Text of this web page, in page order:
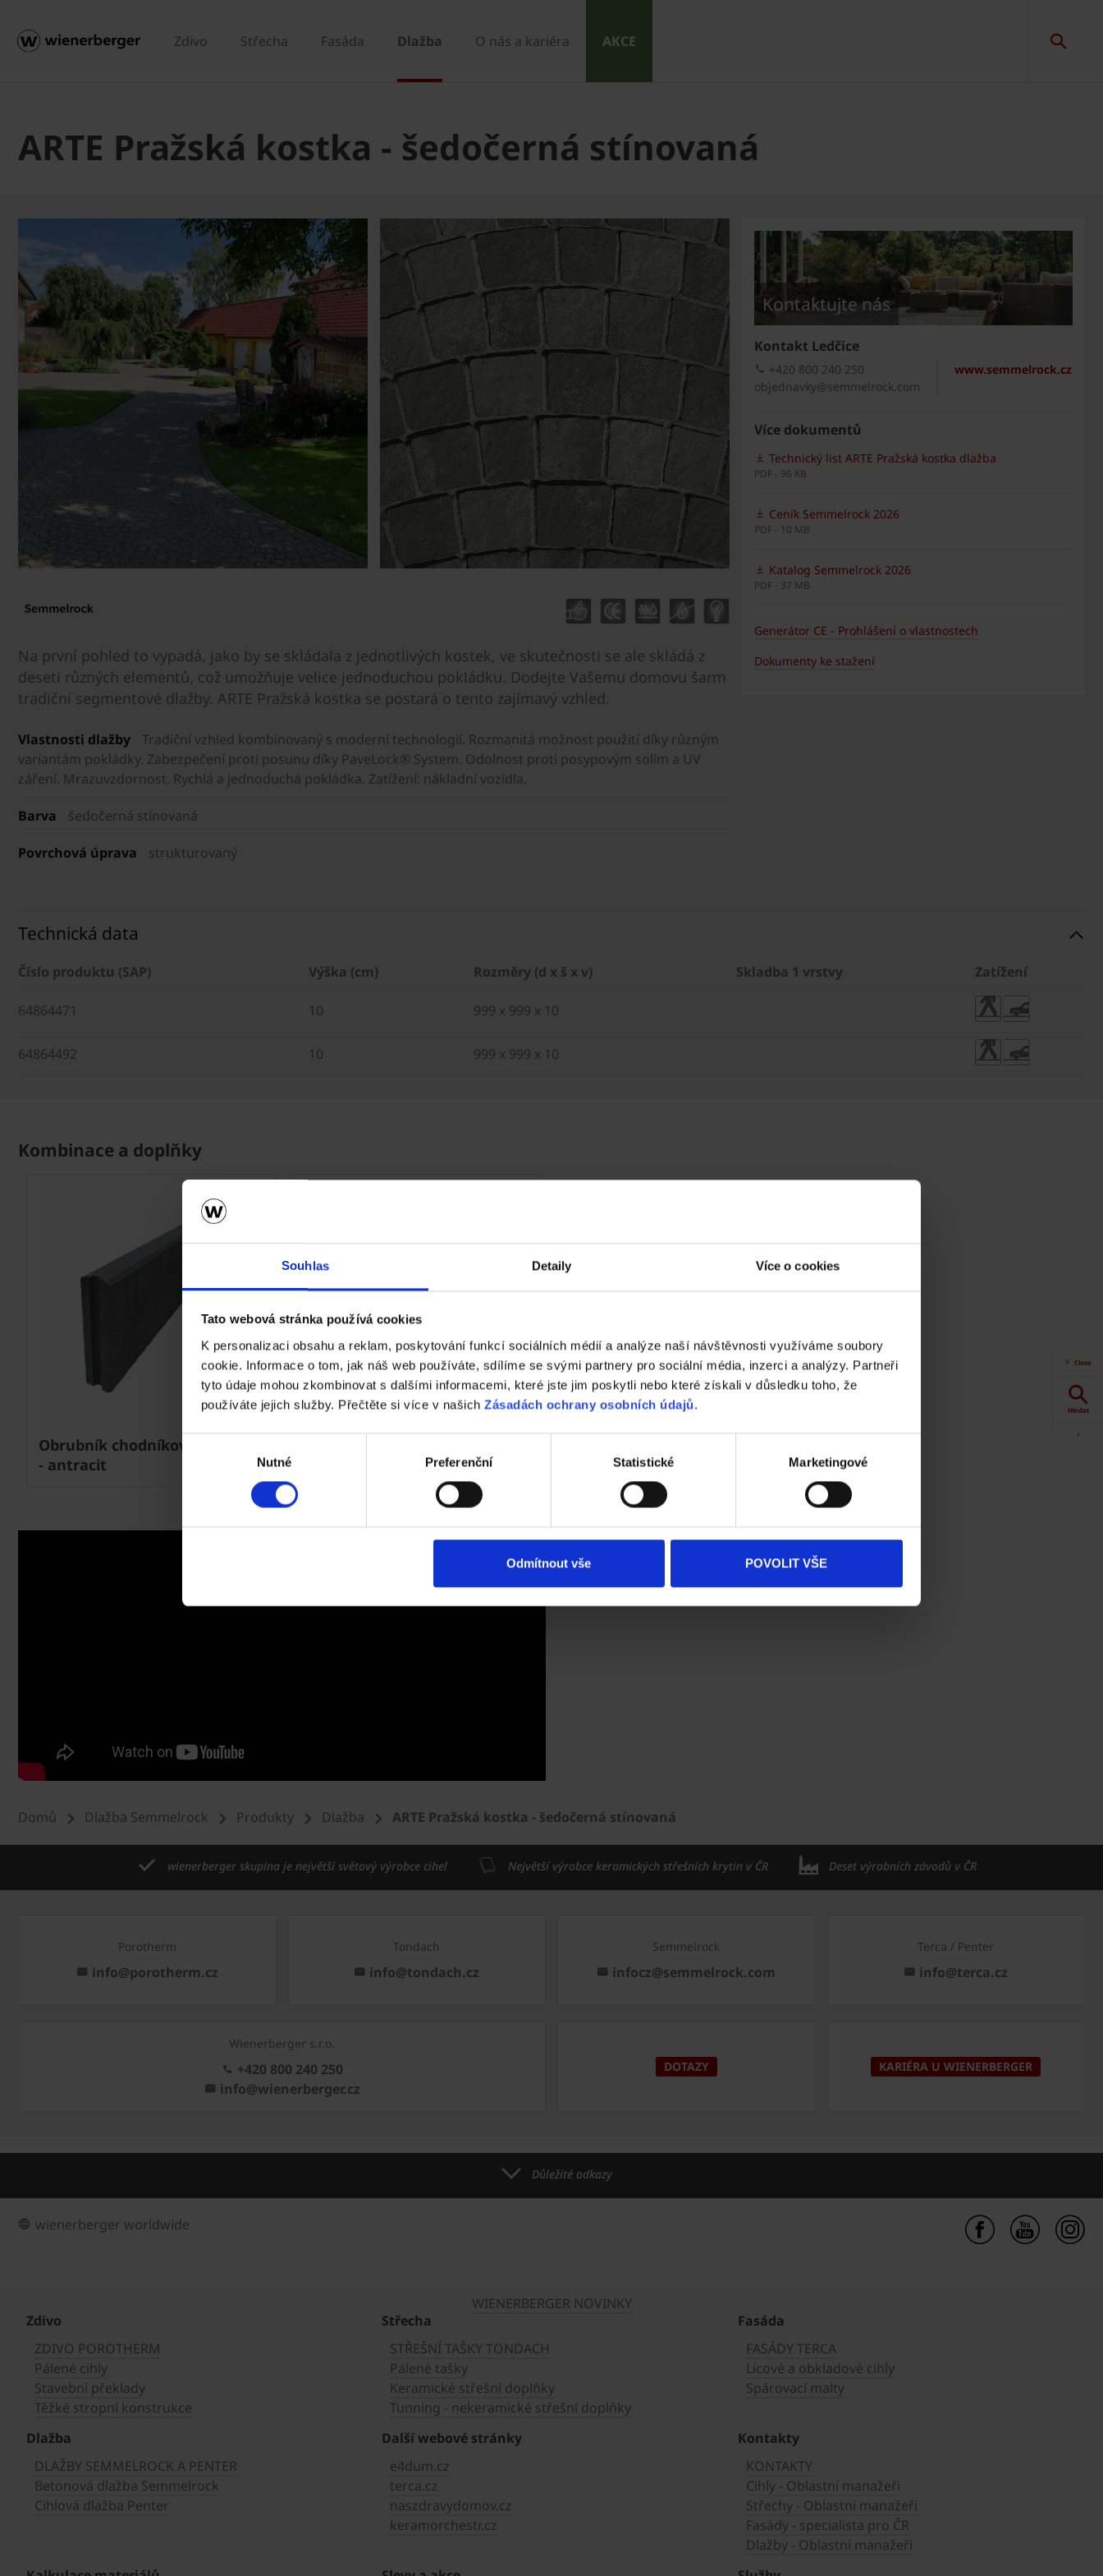
Souhlas Detaily Více o cookies
Tato webová stránka používá cookies
K personalizaci obsahu a reklam, poskytování funkcí sociálních médií a analýze naší návštěvnosti využíváme soubory
cookie. Informace o tom, jak náš web používáte, sdílíme se svými partnery pro sociální média, inzerci a analýzy. Partneři
tyto údaje mohou zkombinovat s dalšími informacemi, které jste jim poskytli nebo které získali v důsledku toho, že
používáte jejich služby. Přečtěte si více v našich Zásadách ochrany osobních údajů.
Výběr
Nutné Preferenční Statistické Marketingové
Odmítnout vše POVOLIT VŠE
Zdivo Střecha Fasáda Dlažba O nás a kariéra AKCE
ARTE Pražská kostka - šedočerná stínovaná
Na první pohled to vypadá, jako by se skládala z jednotlivých kostek, ve skutečnosti se ale skládá z
deseti různých elementů, což umožňuje velice jednoduchou pokládku. Dodejte Vašemu domovu šarm
tradiční segmentové dlažby. ARTE Pražská kostka se postará o tento zajímavý vzhled.
Vlastnosti dlažby
Tradiční vzhled kombinovaný s moderní technologií. Rozmanitá možnost použití díky různým
variantám pokládky. Zabezpečení proti posunu díky PaveLock® System. Odolnost proti posypovým solím a UV
záření. Mrazuvzdornost. Rychlá a jednoduchá pokládka. Zatížení: nákladní vozidla.
Barva šedočerná stínovaná
Povrchová úprava strukturovaný
Kontaktujte nás
Kontakt Ledčice
www.semmelrock.cz
+420 800 240 250
objednavky@semmelrock.com
Více dokumentů
Technický list ARTE Pražská kostka dlažba
PDF - 96 KB
Ceník Semmelrock 2026
PDF - 10 MB
Katalog Semmelrock 2026
PDF - 37 MB
Generátor CE - Prohlášení o vlastnostech
Dokumenty ke stažení
Technická data
Číslo produktu (SAP) Výška (cm) Rozměry (d x š x v) Skladba 1 vrstvy Zatížení
64864471 10 999 x 999 x 10
64864492 10 999 x 999 x 10
Kombinace a doplňky
Obrubník chodníkový METRA 5
- antracit
Close
Hledat
Domů Dlažba Semmelrock Produkty Dlažba ARTE Pražská kostka - šedočerná stínovaná
wienerberger skupina je největší světový výrobce cihel Největší výrobce keramických střešních krytin v ČR Deset výrobních závodů v ČR
Porotherm
info@porotherm.cz
Tondach
info@tondach.cz
Semmelrock
infocz@semmelrock.com
Terca / Penter
info@terca.cz
Wienerberger s.r.o.
+420 800 240 250
info@wienerberger.cz
DOTAZY KARIÉRA U WIENERBERGER
Důležité odkazy
wienerberger worldwide
WIENERBERGER NOVINKY
Zdivo
ZDIVO POROTHERM
Pálené cihly
Stavební překlady
Těžké stropní konstrukce
Střecha
STŘEŠNÍ TAŠKY TONDACH
Pálené tašky
Keramické střešní doplňky
Tunning - nekeramické střešní doplňky
Fasáda
FASÁDY TERCA
Lícové a obkladové cihly
Spárovací malty
Dlažba
DLAŽBY SEMMELROCK A PENTER
Betonová dlažba Semmelrock
Cihlová dlažba Penter
Další webové stránky
e4dum.cz
terca.cz
naszdravydomov.cz
keramorchestr.cz
Kontakty
KONTAKTY
Cihly - Oblastní manažeři
Střechy - Oblastní manažeři
Fasády - specialista pro ČR
Dlažby - Oblastní manažeři